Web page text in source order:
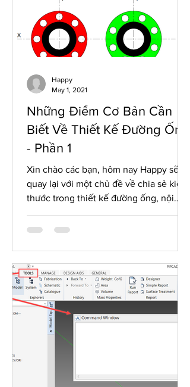
Những Điểm Cơ Bản Cần
Biết Về Thiết Kế Đường Ống
- Phần 1
Xin chào các bạn, hôm nay Happy sẽ
quay lại với một chủ đề về chia sẻ kiến
thước trong thiết kế đường ống, nội
Happy
May 1, 2021